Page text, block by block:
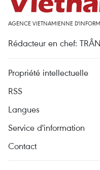
AGENCE VIETNAMIENNE
Rédacteur en chef:
Propriété intellectuelle
RSS
Langues
Service d'information
Contact